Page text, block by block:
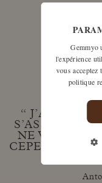
“
J’AI
S’ASSOIT
NE VOIT
CEPENDANT
Gemmyo
l'expérience
vous acceptez
politique